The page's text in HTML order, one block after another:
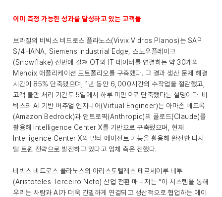
이미 측정 가능한 성과를 달성하고 있는 고객들
브라질의 비빅스 비드로스 플라노스(Vivix Vidros Planos)는 SAP
S/4HANA, Siemens Industrial Edge, 스노우플레이크
(Snowflake) 전반에 걸쳐 OT와 IT 데이터를 연결하는 약 30개의
Mendix 애플리케이션 포트폴리오를 구축했다. 그 결과 생산 문제 해결
시간이 85% 단축됐으며, 1년 동안 6,000시간의 수작업을 절감했고,
고객 불만 처리 기간도 5일에서 하루 미만으로 단축했다는 설명이다. 비
빅스의 AI 기반 버추얼 엔지니어(Virtual Engineer)는 아마존 베드록
(Amazon Bedrock)과 앤트로픽(Anthropic)의 클로드(Claude)를
활용해 Intelligence Center X를 기반으로 구축됐으며, 현재
Intelligence Center X의 멀티 에이전트 기능을 활용해 완전한 디지
털 트윈 전략으로 발전하고 있다고 업체 측은 전했다.
비빅스 비드로스 플라노스의 아리스토텔레스 테르세이루 네투
(Aristoteles Terceiro Neto) 산업 전환 매니저는 “이 시스템을 통해
우리는 사람과 AI가 더욱 긴밀하게 연결되고 생산적으로 협업하는 에이